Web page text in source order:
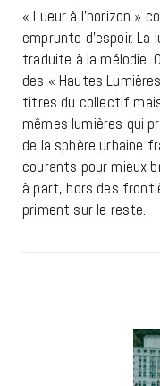
« Lueur à l’horizon »
emprunte d’espoir.
traduite à la mélodie.
des « Hautes
titres du collectif
mêmes lumières qui
de la sphère urbaine
courants pour mieux
à part, hors des
priment sur le reste.